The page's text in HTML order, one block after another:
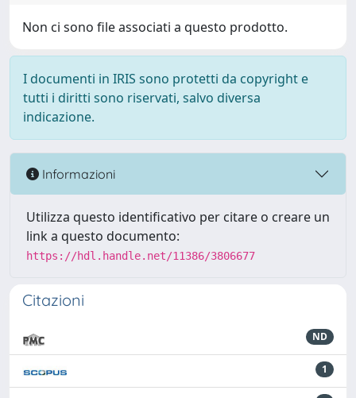
Non ci sono file associati a questo prodotto.
I documenti in IRIS sono protetti da copyright e
tutti i diritti sono riservati, salvo diversa
indicazione.
Informazioni
Utilizza questo identificativo per citare o creare un
link a questo documento:
https://hdl.handle.net/11386/3806677
Citazioni
ND
1